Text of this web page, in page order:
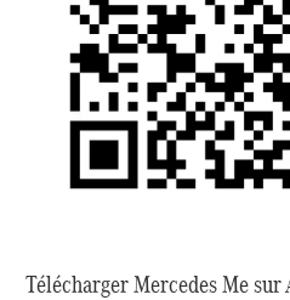
Télécharger Mercedes Me